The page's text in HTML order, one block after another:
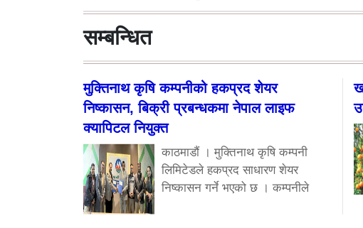
सम्बन्धित
मुक्तिनाथ कृषि कम्पनीको हकप्रद शेयर
निष्कासन, बिक्री प्रबन्धकमा नेपाल लाइफ
क्यापिटल नियुक्त
काठमाडौं । मुक्तिनाथ कृषि कम्पनी
लिमिटेडले हकप्रद साधारण शेयर
निष्कासन गर्ने भएको छ । कम्पनीले